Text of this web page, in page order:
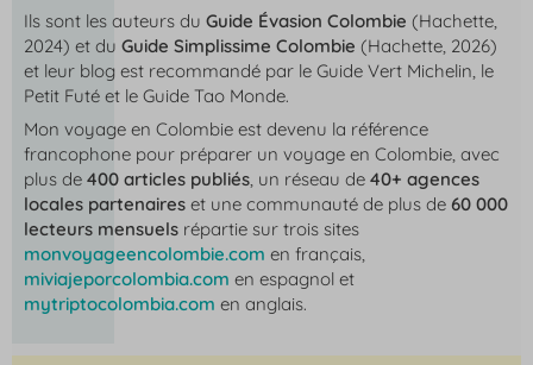
Ils sont les auteurs du Guide Évasion Colombie (Hachette,
2024) et du Guide Simplissime Colombie (Hachette, 2026)
et leur blog est recommandé par le Guide Vert Michelin, le
Petit Futé et le Guide Tao Monde.
Mon voyage en Colombie est devenu la référence
francophone pour préparer un voyage en Colombie, avec
plus de 400 articles publiés, un réseau de 40+ agences
locales partenaires et une communauté de plus de 60 000
lecteurs mensuels répartie sur trois sites
monvoyageencolombie.com en français,
miviajeporcolombia.com en espagnol et
mytriptocolombia.com en anglais.